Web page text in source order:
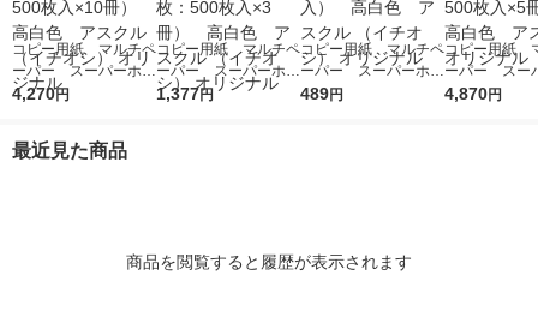
コピー用紙 マルチペ
ーパー スーパーホワ
イト+ A4 1箱（5000
（イチオシ） オリジ
4,270円
コピー用紙 マルチペ
ーパー スーパーホワ
イト+ A4 1セット
1,377円
コピー用紙 マルチペ
ーパー スーパーホワ
イト+ A4 1冊（500
489円
コピー用紙
ーパー スー
イト+ A3 1
4,870円
最近見た商品
商品を閲覧すると履歴が表示されます